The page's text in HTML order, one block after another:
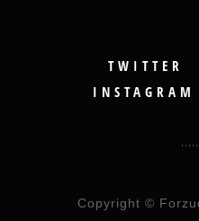
TWITTER
INSTAGRAM
Copyright ©